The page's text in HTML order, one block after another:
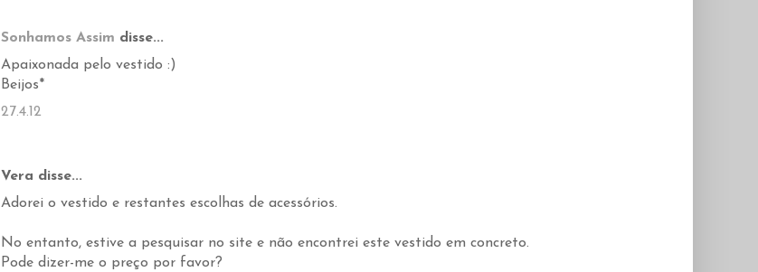
Sonhamos Assim disse...
Apaixonada pelo vestido :)
Beijos*
27.4.12
Vera disse...
Adorei o vestido e restantes escolhas de acessórios.
No entanto, estive a pesquisar no site e não encontrei este vestido em concreto.
Pode dizer-me o preço por favor?